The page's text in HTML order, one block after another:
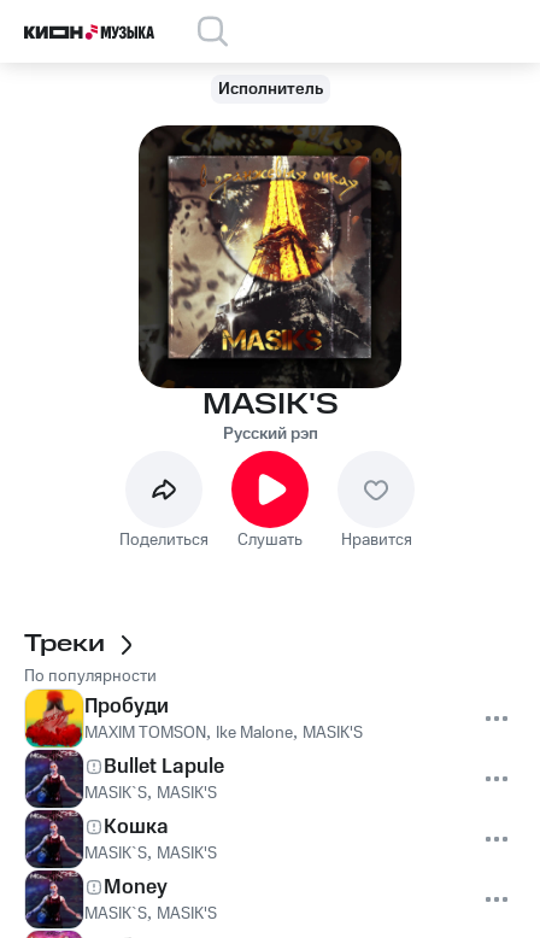
Исполнитель
MASIK'S
Русский рэп
Поделиться Слушать Нравится
Треки
По популярности
Пробуди
MAXIM TOMSON, Ike Malone, MASIK'S
Bullet Lapule
MASIK`S, MASIK'S
Кошка
MASIK`S, MASIK'S
Money
MASIK`S, MASIK'S